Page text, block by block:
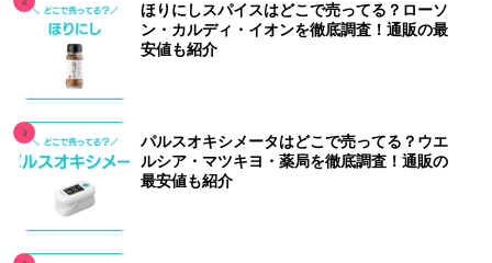
ほりにしスパイスはどこで売ってる？ローソ
ン・カルディ・イオンを徹底調査！通販の最
安値も紹介
パルスオキシメータはどこで売ってる？ウエ
ルシア・マツキヨ・薬局を徹底調査！通販の
最安値も紹介